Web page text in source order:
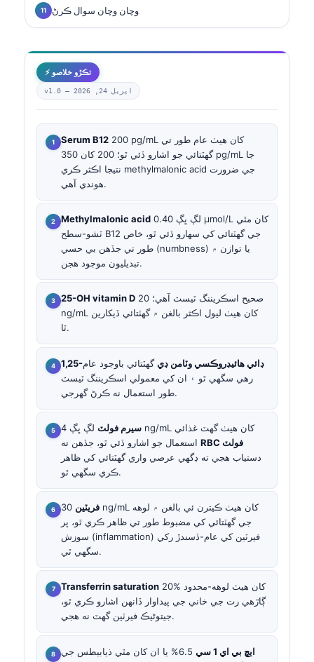
وچان وچان سوال ڪرڻ
⚡ تڪڙو خلاصو
v1.0 — اپريل 24, 2026
Serum B12 200 pg/mL کان هيٺ عام طور تي
گهٽتائي جو اشارو ڏئي ٿو؛ 200 کان 350 pg/mL جا
نتيجا اڪثر ڪري methylmalonic acid جي ضرورت
هوندي آهي.
Methylmalonic acid
ٽشو-سطح B12 جي گهٽتائي کي سهارو ڏئي ٿو، خاص
طور تي جڏهن بي حسي (numbness) يا توازن ۾
تبديليون موجود هجن.
25-OH vitamin D
ng/mL کان هيٺ ليول اڪثر بالغن ۾ گهٽتائي ڏيکارين
ٿا.
1,25-ڊائي هائيڊروڪسي وٽامن ڊيگهٽتائي باوجود عام
رهي سگهي ٿو ۽ ان کي معمولي اسڪريننگ ٽيسٽ
طور استعمال نه ڪرڻ گهرجي.
سيرم فولٽ
لڳ ڀڳ 4 ng/mL کان هيٺ گهٽ غذائي
RBC فولٽ
دستياب هجي ته ڊگهي عرصي واري گهٽتائي کي ظاهر
ڪري سگهي ٿو.
فريٽين 30 ng/mL کان هيٺ ڪيترن ئي بالغن ۾ لوهه
جي گهٽتائي کي مضبوط طور تي ظاهر ڪري ٿو، پر
سوزش (inflammation) فيرٽين کي عام-ڏسندڙ رکي
سگهي ٿي.
Transferrin saturation 20% کان هيٺ لوهه-محدود
ڳاڙهي رت جي خاني جي پيداوار ڏانهن اشارو ڪري ٿو،
جيتوڻيڪ فيرٽين گهٽ نه هجي.
ايڇ بي اي 1 سي
6.5% يا ان کان مٿي ذيابيطس جي